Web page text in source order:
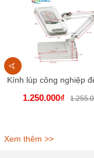
1.250.000₫
Xem thêm >>